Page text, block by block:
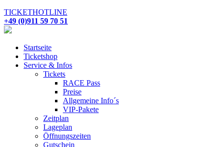
TICKETHOTLINE
+49 (0)911 59 70 51
Startseite
Ticketshop
Service & Infos
Tickets
RACE Pass
Preise
Allgemeine Info´s
VIP-Pakete
Zeitplan
Lageplan
Öffnungszeiten
Gutschein